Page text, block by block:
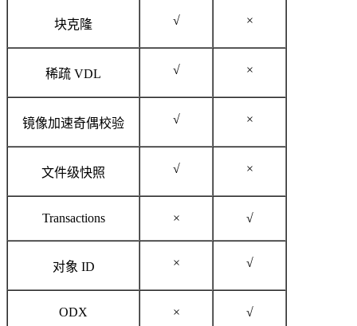
块克隆 √ ×
稀疏 VDL √ ×
镜像加速奇偶校验 √ ×
文件级快照 √ ×
Transactions × √
对象 ID × √
ODX × √